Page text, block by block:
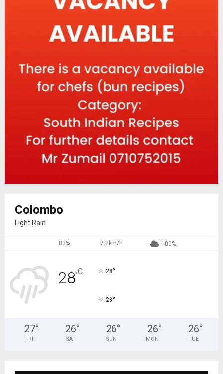
Colombo
Light Rain
83% 7.2km/h 100%
28°C 28°
28°
27°
FRI
26°
SAT
26°
SUN
26°
MON
26°
TUE